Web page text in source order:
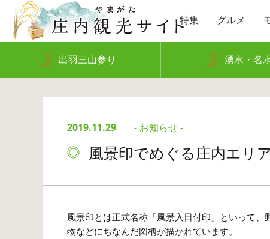
特集 グルメ
出羽三山参り 湧水・名
2019.11.29 - お知らせ -
風景印でめぐる庄内エリア
風景印とは正式名称「風景入日付印」といって
物などにちなんだ図柄が描かれています。